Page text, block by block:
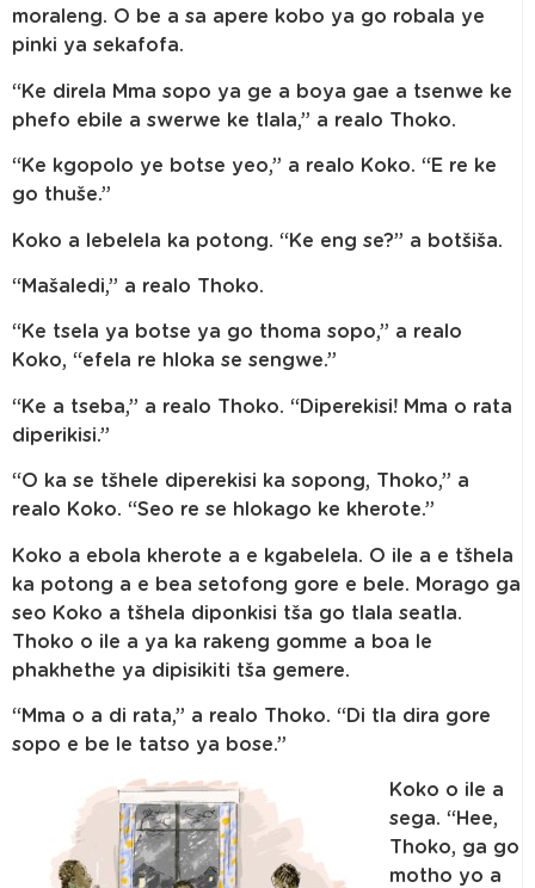
moraleng. O be a sa apere kobo ya go robala ye
pinki ya sekafofa.
“Ke direla Mma sopo ya ge a boya gae a tsenwe ke
phefo ebile a swerwe ke tlala,” a realo Thoko.
“Ke kgopolo ye botse yeo,” a realo Koko. “E re ke
go thuše.”
Koko a lebelela ka potong. “Ke eng se?” a botšiša.
“Mašaledi,” a realo Thoko.
“Ke tsela ya botse ya go thoma sopo,” a realo
Koko, “efela re hloka se sengwe.”
“Ke a tseba,” a realo Thoko. “Diperekisi! Mma o rata
diperikisi.”
“O ka se tšhele diperekisi ka sopong, Thoko,” a
realo Koko. “Seo re se hlokago ke kherote.”
Koko a ebola kherote a e kgabelela. O ile a e tšhela
ka potong a e bea setofong gore e bele. Morago ga
seo Koko a tšhela diponkisi tša go tlala seatla.
Thoko o ile a ya ka rakeng gomme a boa le
phakhethe ya dipisikiti tša gemere.
“Mma o a di rata,” a realo Thoko. “Di tla dira gore
sopo e be le tatso ya bose.”
Koko o ile a
sega. “Hee,
Thoko, ga go
motho yo a